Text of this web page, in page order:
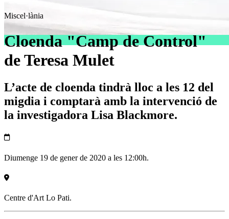
Miscel·lània
Cloenda "Camp de Control"
de Teresa Mulet
L’acte de cloenda tindrà lloc a les 12 del
migdia i comptarà amb la intervenció de
la investigadora Lisa Blackmore.
Diumenge 19 de gener de 2020 a les 12:00h.
Centre d'Art Lo Pati.